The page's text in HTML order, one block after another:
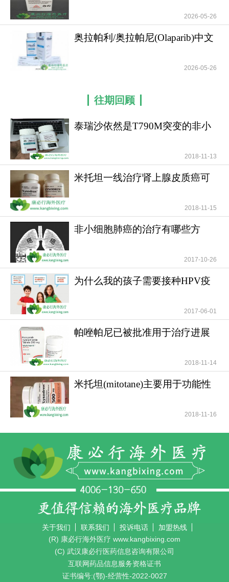
2026-05-26
奥拉帕利/奥拉帕尼(Olaparib)中文
2026-05-26
往期回顾
泰瑞沙依然是T790M突变的非小
2018-11-13
米托坦一线治疗肾上腺皮质癌可
2018-11-15
非小细胞肺癌的治疗有哪些方
2017-10-26
为什么我的孩子需要接种HPV疫
2017-06-01
帕唑帕尼已被批准用于治疗进展
2018-11-14
米托坦(mitotane)主要用于功能性
2018-11-16
关于我们 联系我们 投诉电话
加盟热线
(R) 康必行海外医疗 www.kangbixing.com
(C) 武汉康必行医药信息咨询有限公司
互联网药品信息服务资格证书
证书编号:(鄂)-经营性-2022-0027